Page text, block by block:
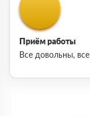
Приём работы
Все довольны,